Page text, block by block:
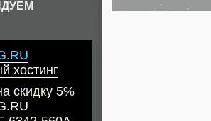
хостинг
скидку 5%